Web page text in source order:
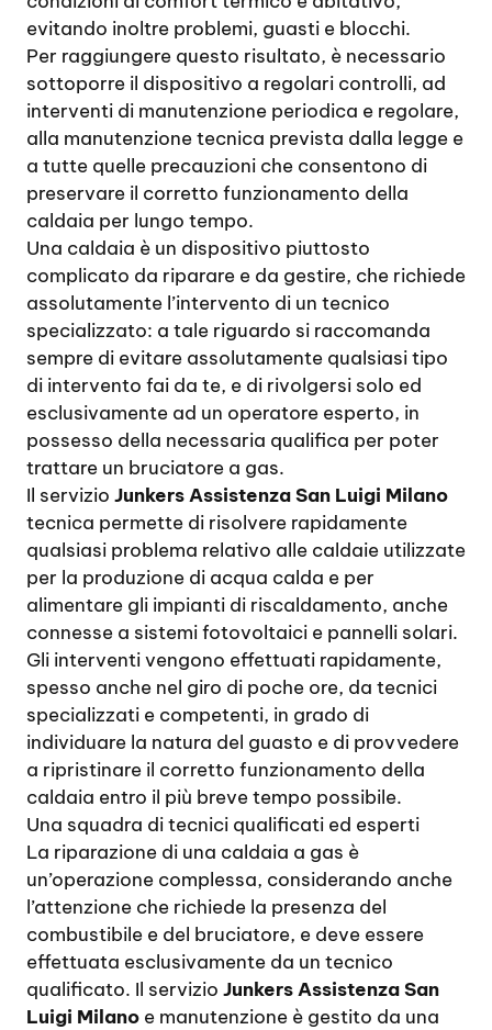
evitando inoltre problemi, guasti e blocchi.
Per raggiungere questo risultato, è necessario
sottoporre il dispositivo a regolari controlli, ad
interventi di manutenzione periodica e regolare,
alla manutenzione tecnica prevista dalla legge e
a tutte quelle precauzioni che consentono di
preservare il corretto funzionamento della
caldaia per lungo tempo.
Una caldaia è un dispositivo piuttosto
complicato da riparare e da gestire, che richiede
assolutamente l’intervento di un tecnico
specializzato: a tale riguardo si raccomanda
sempre di evitare assolutamente qualsiasi tipo
di intervento fai da te, e di rivolgersi solo ed
esclusivamente ad un operatore esperto, in
possesso della necessaria qualifica per poter
trattare un bruciatore a gas.
Il servizio Junkers Assistenza San Luigi Milano
tecnica permette di risolvere rapidamente
qualsiasi problema relativo alle caldaie utilizzate
per la produzione di acqua calda e per
alimentare gli impianti di riscaldamento, anche
connesse a sistemi fotovoltaici e pannelli solari.
Gli interventi vengono effettuati rapidamente,
spesso anche nel giro di poche ore, da tecnici
specializzati e competenti, in grado di
individuare la natura del guasto e di provvedere
a ripristinare il corretto funzionamento della
caldaia entro il più breve tempo possibile.
Una squadra di tecnici qualificati ed esperti
La riparazione di una caldaia a gas è
un’operazione complessa, considerando anche
l’attenzione che richiede la presenza del
combustibile e del bruciatore, e deve essere
effettuata esclusivamente da un tecnico
qualificato. Il servizio Junkers Assistenza San
Luigi Milano e manutenzione è gestito da una